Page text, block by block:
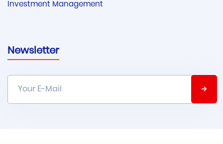
Investment Management
Newsletter